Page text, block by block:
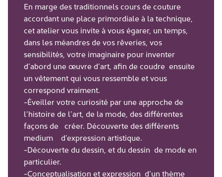
En marge des traditionnels cours de couture
accordant une place primordiale à la technique,
cet atelier vous invite à vous égarer, un temps,
dans les méandres de vos rêveries, vos
sensibilités, votre imaginaire pour inventer
d’abord une œuvre d’art, afin de coudre ensuite
un vêtement qui vous ressemble et vous
correspond vraiment.
-Éveiller votre curiosité par une approche de
l’histoire de l’art, de la mode, des différentes
façons de créer. Découverte des différents
medium d’expression artistique.
-Découverte du dessin, et du dessin de mode en
particulier.
-Conceptualisation et expression d’un thème